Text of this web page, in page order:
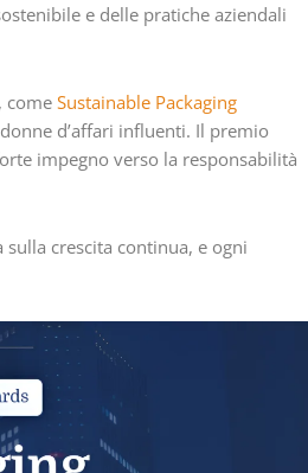
e delle pratiche aziendali
come Sustainable Packaging
d’affari influenti. Il premio
impegno verso la responsabilità
crescita continua, e ogni